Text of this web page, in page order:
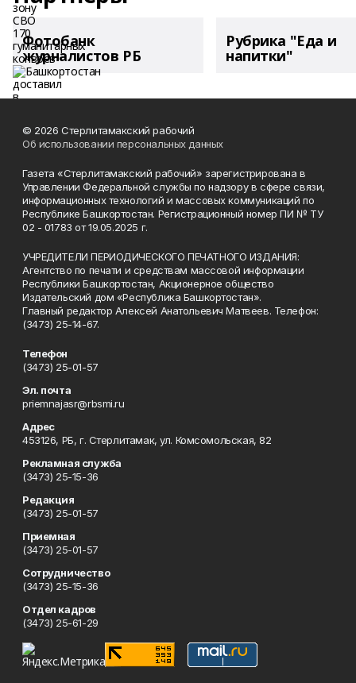
Фотобанк
журналистов РБ
Рубрика "Еда и
напитки"
© 2026 Стерлитамакский рабочий
Об использовании персональных данных
Газета «Стерлитамакский рабочий» зарегистрирована в
Управлении Федеральной службы по надзору в сфере связи,
информационных технологий и массовых коммуникаций по
Республике Башкортостан. Регистрационный номер ПИ № ТУ
02 - 01783 от 19.05.2025 г.
УЧРЕДИТЕЛИ ПЕРИОДИЧЕСКОГО ПЕЧАТНОГО ИЗДАНИЯ:
Агентство по печати и средствам массовой информации
Республики Башкортостан, Акционерное общество
Издательский дом «Республика Башкортостан».
Главный редактор Алексей Анатольевич Матвеев. Телефон:
(3473) 25-14-67.
Телефон
(3473) 25-01-57
Эл. почта
priemnajasr@rbsmi.ru
Адрес
453126, РБ, г. Стерлитамак, ул. Комсомольская, 82
Рекламная служба
(3473) 25-15-36
Редакция
(3473) 25-01-57
Приемная
(3473) 25-01-57
Сотрудничество
(3473) 25-15-36
Отдел кадров
(3473) 25-61-29